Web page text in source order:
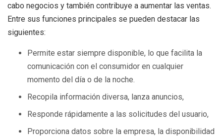
cabo negocios y también contribuye a aumentar las ventas.
Entre sus funciones principales se pueden destacar las
siguientes:
Permite estar siempre disponible, lo que facilita la
comunicación con el consumidor en cualquier
momento del día o de la noche.
Recopila información diversa, lanza anuncios,
Responde rápidamente a las solicitudes del usuario,
Proporciona datos sobre la empresa, la disponibilidad